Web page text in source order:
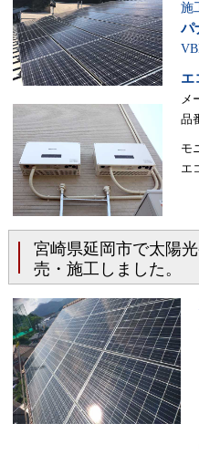
施
パ
エ
メ
品
モ
エ
宮崎県延岡市で太陽
売・施工しました。